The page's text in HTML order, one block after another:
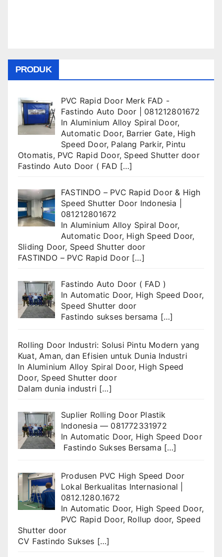
PRODUK
PVC Rapid Door Merk FAD -
Fastindo Auto Door | 081212801672
In Aluminium Alloy Spiral Door,
Automatic Door, Barrier Gate, High
Speed Door, Palang Parkir, Pintu
Otomatis, PVC Rapid Door, Speed Shutter door
Fastindo Auto Door ( FAD […]
FASTINDO – PVC Rapid Door & High
Speed Shutter Door Indonesia |
081212801672
In Aluminium Alloy Spiral Door,
Automatic Door, High Speed Door,
Sliding Door, Speed Shutter door
FASTINDO – PVC Rapid Door […]
Fastindo Auto Door ( FAD )
In Automatic Door, High Speed Door,
Speed Shutter door
Fastindo sukses bersama […]
Rolling Door Industri: Solusi Pintu Modern yang
Kuat, Aman, dan Efisien untuk Dunia Industri
In Aluminium Alloy Spiral Door, High Speed
Door, Speed Shutter door
Dalam dunia industri […]
Suplier Rolling Door Plastik
Indonesia — 081772331972
In Automatic Door, High Speed Door
Fastindo Sukses Bersama […]
Produsen PVC High Speed Door
Lokal Berkualitas Internasional |
0812.1280.1672
In Automatic Door, High Speed Door,
PVC Rapid Door, Rollup door, Speed
Shutter door
CV Fastindo Sukses […]